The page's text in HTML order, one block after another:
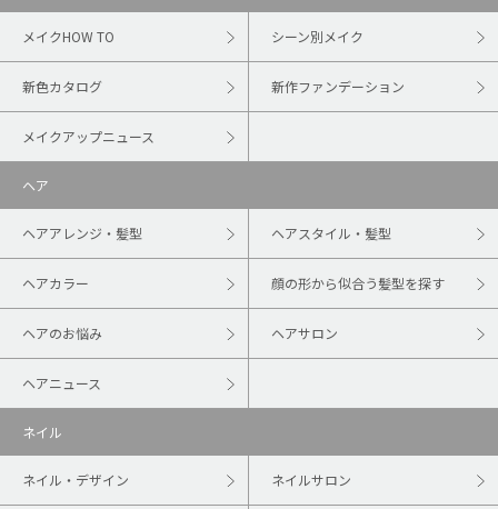
メイクHOW TO シーン別メイク
新色カタログ 新作ファンデーション
メイクアップニュース
ヘア
ヘアアレンジ・髪型 ヘアスタイル・髪型
ヘアカラー 顔の形から似合う髪型を探す
ヘアのお悩み ヘアサロン
ヘアニュース
ネイル
ネイル・デザイン ネイルサロン